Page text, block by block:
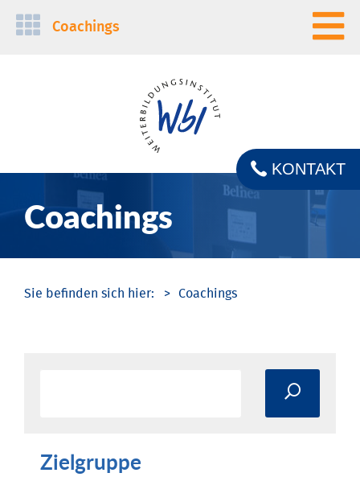
Navigation
Coachings
Coachings
KONTAKT
Coachings
Zielgruppe